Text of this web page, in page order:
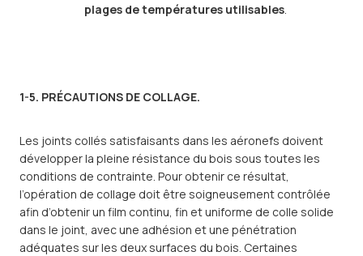
plages de températures utilisables.
1-5. PRÉCAUTIONS DE COLLAGE.
Les joints collés satisfaisants dans les aéronefs doivent
développer la pleine résistance du bois sous toutes les
conditions de contrainte. Pour obtenir ce résultat,
l’opération de collage doit être soigneusement contrôlée
afin d’obtenir un film continu, fin et uniforme de colle solide
dans le joint, avec une adhésion et une pénétration
adéquates sur les deux surfaces du bois. Certaines